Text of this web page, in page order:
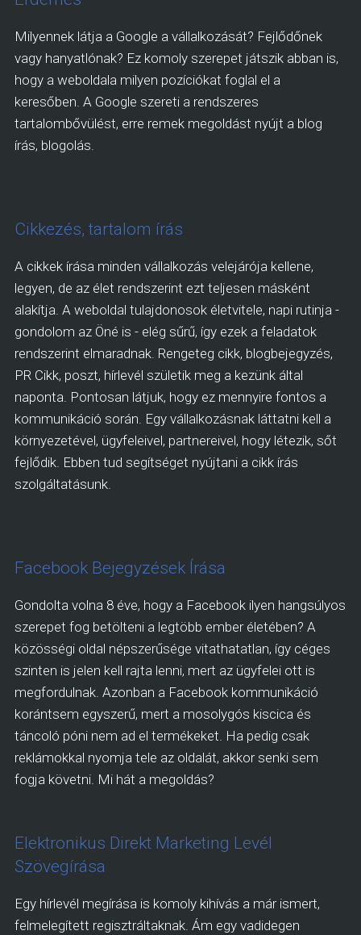
Milyennek látja a Google a vállalkozását? Fejlődőnek
vagy hanyatlónak? Ez komoly szerepet játszik abban is,
hogy a weboldala milyen pozíciókat foglal el a
keresőben. A Google szereti a rendszeres
tartalombővülést, erre remek megoldást nyújt a blog
írás, blogolás.
Cikkezés, tartalom írás
A cikkek írása minden vállalkozás velejárója kellene,
legyen, de az élet rendszerint ezt teljesen másként
alakítja. A weboldal tulajdonosok életvitele, napi rutinja -
gondolom az Öné is - elég sűrű, így ezek a feladatok
rendszerint elmaradnak. Rengeteg cikk, blogbejegyzés,
PR Cikk, poszt, hírlevél születik meg a kezünk által
naponta. Pontosan látjuk, hogy ez mennyire fontos a
kommunikáció során. Egy vállalkozásnak láttatni kell a
környezetével, ügyfeleivel, partnereivel, hogy létezik, sőt
fejlődik. Ebben tud segítséget nyújtani a cikk írás
szolgáltatásunk.
Facebook Bejegyzések Írása
Gondolta volna 8 éve, hogy a Facebook ilyen hangsúlyos
szerepet fog betölteni a legtöbb ember életében? A
közösségi oldal népszerűsége vitathatatlan, így céges
szinten is jelen kell rajta lenni, mert az ügyfelei ott is
megfordulnak. Azonban a Facebook kommunikáció
korántsem egyszerű, mert a mosolygós kiscica és
táncoló póni nem ad el termékeket. Ha pedig csak
reklámokkal nyomja tele az oldalát, akkor senki sem
fogja követni. Mi hát a megoldás?
Elektronikus Direkt Marketing Levél
Szövegírása
Egy hírlevél megírása is komoly kihívás a már ismert,
felmelegített regisztráltaknak. Ám egy vadidegen